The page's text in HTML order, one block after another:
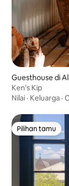
Guesthouse di
Ken's Kip
Nilai · Keluarga ·
Pilihan tamu
Pilihan tamu